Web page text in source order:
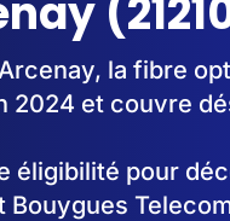
la fibre
2024 et couvre
éligibilité pour
Bouygues